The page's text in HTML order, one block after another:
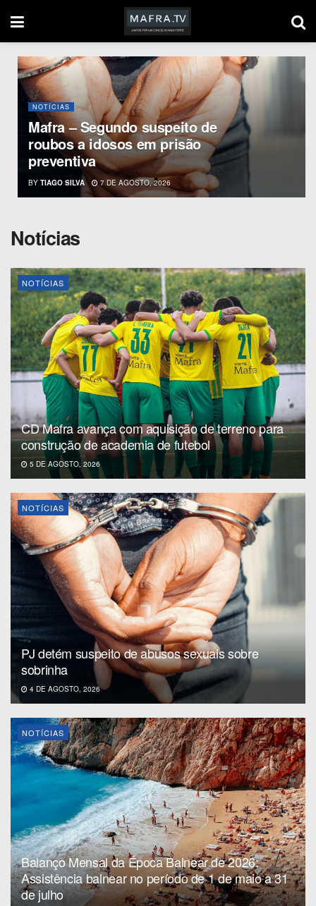
NOTÍCIAS
Mafra – Segundo suspeito de
roubos a idosos em prisão
preventiva
BY TIAGO SILVA 7 DE AGOSTO, 2026
Notícias
NOTÍCIAS
CD Mafra avança com aquisição de terreno para
construção de academia de futebol
5 DE AGOSTO, 2026
NOTÍCIAS
PJ detém suspeito de abusos sexuais sobre
sobrinha
4 DE AGOSTO, 2026
NOTÍCIAS
Balanço Mensal da Época Balnear de 2026:
Assistência balnear no período de 1 de maio a 31
de julho